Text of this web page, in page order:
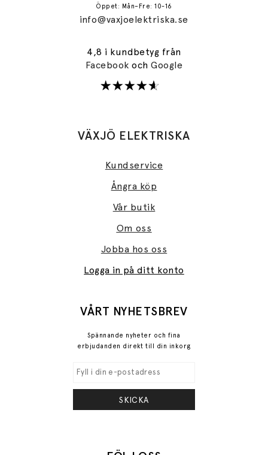
Öppet: Mån–Fre: 10-16
info@vaxjoelektriska.se
4,8 i kundbetyg från
FacebookochGoogle
VÄXJÖ ELEKTRISKA
Kundservice
Ångra köp
Vår butik
Om oss
Jobba hos oss
Logga in på ditt konto
VÅRT NYHETSBREV
Spännande nyheter och fina
erbjudanden direkt till din inkorg
SKICKA